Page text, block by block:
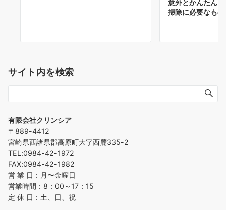
意外とかんたん
掃除に必要なも
サイト内を検索
有限会社クリンシア
〒889-4412
宮崎県西諸県郡高原町大字西麓335-2
TEL:0984-42-1972
FAX:0984-42-1982
営 業 日：月〜金曜日
営業時間：8：00～17：15
定 休 日：土、日、祝